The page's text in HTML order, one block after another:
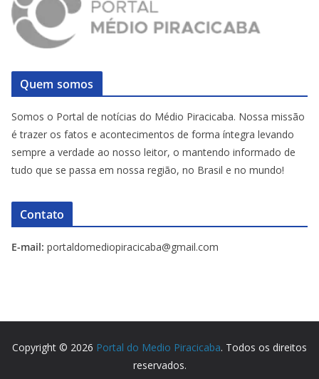
Quem somos
Somos o Portal de notícias do Médio Piracicaba. Nossa missão
é trazer os fatos e acontecimentos de forma íntegra levando
sempre a verdade ao nosso leitor, o mantendo informado de
tudo que se passa em nossa região, no Brasil e no mundo!
Contato
E-mail: portaldomediopiracicaba@gmail.com
Copyright © 2026 Portal do Medio Piracicaba. Todos os direitos
reservados.